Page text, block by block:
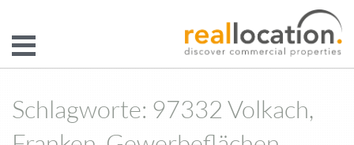
Schlagworte: 97332 Volkach,